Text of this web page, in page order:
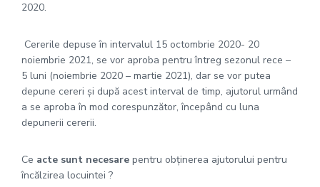
2020.
Cererile depuse în intervalul 15 octombrie 2020- 20
noiembrie 2021, se vor aproba pentru întreg sezonul rece –
5 luni (noiembrie 2020 – martie 2021), dar se vor putea
depune cereri şi după acest interval de timp, ajutorul urmând
a se aproba în mod corespunzător, începând cu luna
depunerii cererii.
Ce acte sunt necesare pentru obţinerea ajutorului pentru
încălzirea locuintei ?